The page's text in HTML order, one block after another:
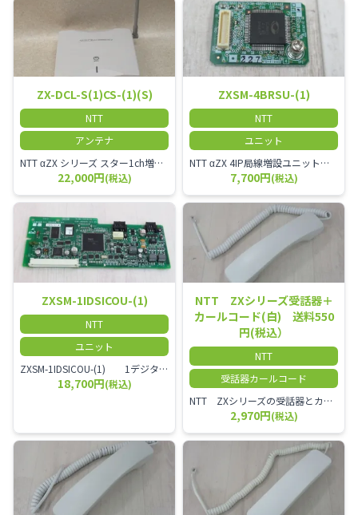
ZX-DCL-S(1)CS-(1)(S)
NTT
アンテナ
NTT αZX シリーズ スター1ch増設接続装置 コードレス接続用アンテナ ZX-DCL-S1CS-1M ZX-DCL-PS等と組み合わせて使用します。 ZX-DCL-PSを複数台接続できますが同時に通話できるのは１台のみです。
22,000円(税込)
ZXSM-4BRSU-(1)
NTT
ユニット
NTT αZX 4IP局線増設ユニット ひかり電話オフィスタイプで4ch以上にしたい場合必要となるユニットです。
7,700円(税込)
ZXSM-1IDSICOU-(1)
NTT
ユニット
ZXSM-1IDSICOU-(1) 1デジタル局線ユニット
18,700円(税込)
NTT ZXシリーズ受話器＋
カールコード(白) 送料550
円(税込）
NTT
受話器カールコード
NTT ZXシリーズの受話器とカールコードセット／本商品は中古品となります。 写真では分かりにくいキズ・汚れなどの使用感があります。 経年変化で日焼けの色味が強くなる場合がございます。 予めご理解・ご了承頂きますようお願いいたします。
2,970円(税込)